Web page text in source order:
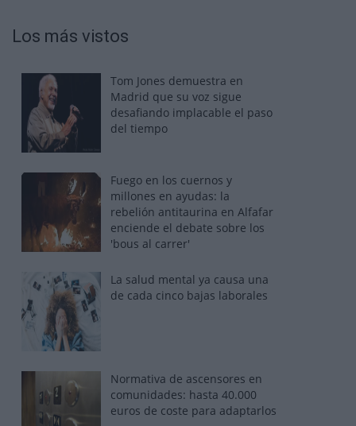
Los más vistos
Tom Jones demuestra en
Madrid que su voz sigue
desafiando implacable el paso
del tiempo
Fuego en los cuernos y
millones en ayudas: la
rebelión antitaurina en Alfafar
enciende el debate sobre los
'bous al carrer'
La salud mental ya causa una
de cada cinco bajas laborales
Normativa de ascensores en
comunidades: hasta 40.000
euros de coste para adaptarlos